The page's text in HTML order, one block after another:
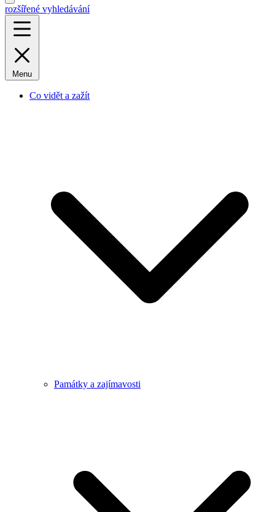
rozšířené vyhledávání
Menu
Co vidět a zažít
Památky a zajímavosti